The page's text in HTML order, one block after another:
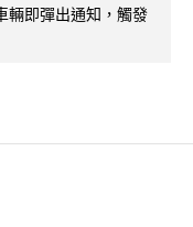
輛即彈出通知，觸發